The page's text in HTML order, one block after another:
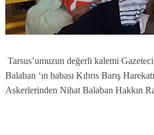
Tarsus’umuzun değerli kalemi
Balaban ‘ın babası Kıbrıs Barış
Askerlerinden Nihat Balaban Hakkın